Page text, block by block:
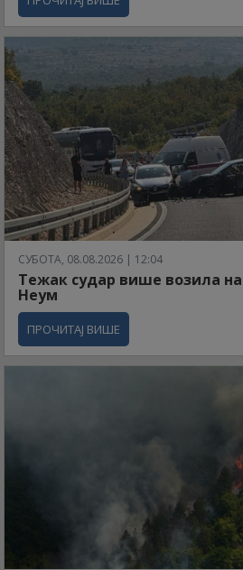
СУБОТА, 08.08.2026 | 12:04
Тежак судар више возила
Неум
ПРОЧИТАЈ ВИШЕ